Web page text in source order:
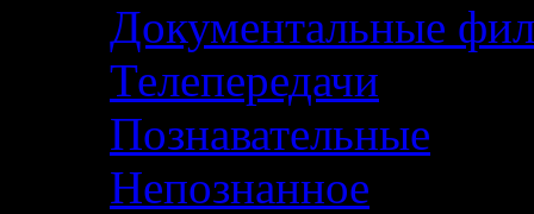
Документальные
Телепередачи
Познавательные
Непознанное